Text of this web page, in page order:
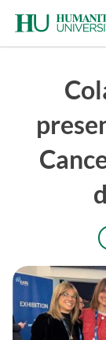
content